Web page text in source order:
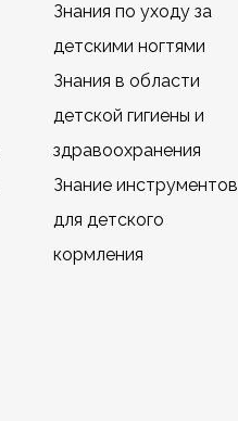
Знания по уходу за
детскими ногтями
Знания в области
детской гигиены и
здравоохранения
Знание инструментов
для детского
кормления